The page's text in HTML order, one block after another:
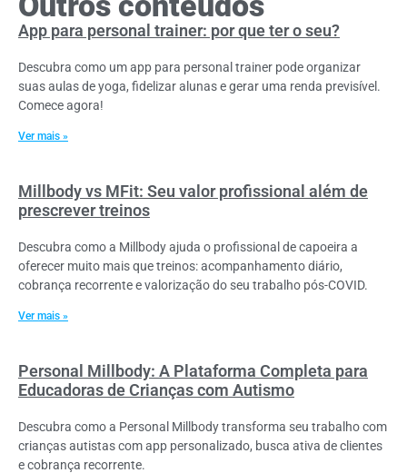
App para personal trainer: por que ter o seu?
Descubra como um app para personal trainer pode organizar
suas aulas de yoga, fidelizar alunas e gerar uma renda previsível.
Comece agora!
Ver mais »
Millbody vs MFit: Seu valor profissional além de
prescrever treinos
Descubra como a Millbody ajuda o profissional de capoeira a
oferecer muito mais que treinos: acompanhamento diário,
cobrança recorrente e valorização do seu trabalho pós-COVID.
Ver mais »
Personal Millbody: A Plataforma Completa para
Educadoras de Crianças com Autismo
Descubra como a Personal Millbody transforma seu trabalho com
crianças autistas com app personalizado, busca ativa de clientes
e cobrança recorrente.